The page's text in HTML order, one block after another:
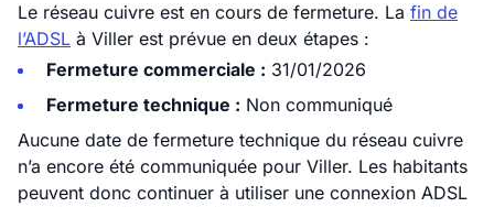
Le réseau cuivre est en cours de fermeture. La fin de
l’ADSL à Viller est prévue en deux étapes :
Fermeture commerciale : 31/01/2026
Fermeture technique : Non communiqué
Aucune date de fermeture technique du réseau cuivre
n’a encore été communiquée pour Viller. Les habitants
peuvent donc continuer à utiliser une connexion ADSL